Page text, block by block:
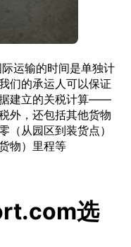
运输的时间是单独计
们的承运人可以保证
据建立的关税计算——
外，还包括其他货物
（从园区到装货点）
物）里程等
选